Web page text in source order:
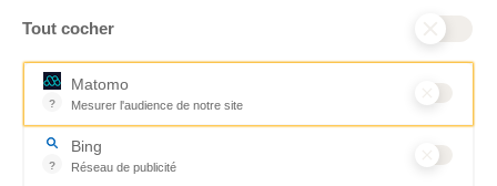
Tout cocher
?
Matomo
Mesurer l'audience de notre site
Outil analytique (alternative à Google Analytics) collectant des
?
Bing
Réseau de publicité
ce qu’il faut savoir sur la
France pour exprimer votre
générosité et optimiser votre
fiscalité en toute confiance.
En savoir plus